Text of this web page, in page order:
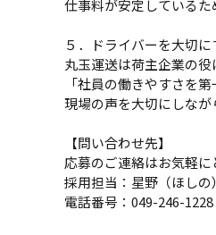
仕事料が安定しているた
５．ドライバーを大切
丸玉運送は荷主企業の
「社員の働きやすさを
現場の声を大切にしなが
【問い合わせ先】
応募のご連絡はお気軽に
採用担当：星野（ほしの
電話番号：049-246-1228